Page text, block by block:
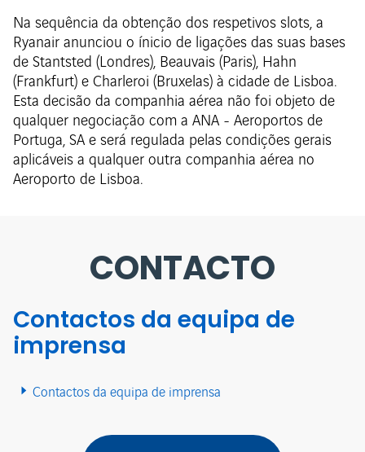
Na sequência da obtenção dos respetivos slots, a
Ryanair anunciou o ínicio de ligações das suas bases
de Stantsted (Londres), Beauvais (Paris), Hahn
(Frankfurt) e Charleroi (Bruxelas) à cidade de Lisboa.
Esta decisão da companhia aérea não foi objeto de
qualquer negociação com a ANA - Aeroportos de
Portuga, SA e será regulada pelas condições gerais
aplicáveis a qualquer outra companhia aérea no
Aeroporto de Lisboa.
CONTACTO
Contactos da equipa de
imprensa
Contactos da equipa de imprensa